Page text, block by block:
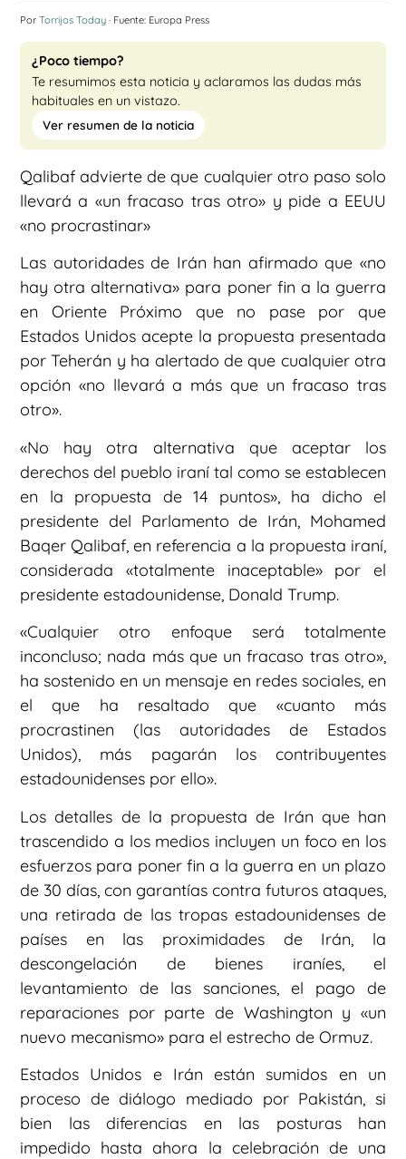
Por Torrijos Today · Fuente: Europa Press
¿Poco tiempo?
Te resumimos esta noticia y aclaramos las dudas más
habituales en un vistazo.
Ver resumen de la noticia
Qalibaf advierte de que cualquier otro paso solo
llevará a «un fracaso tras otro» y pide a EEUU
«no procrastinar»
Las autoridades de Irán han afirmado que «no
hay otra alternativa» para poner fin a la guerra
en Oriente Próximo que no pase por que
Estados Unidos acepte la propuesta presentada
por Teherán y ha alertado de que cualquier otra
opción «no llevará a más que un fracaso tras
otro».
«No hay otra alternativa que aceptar los
derechos del pueblo iraní tal como se establecen
en la propuesta de 14 puntos», ha dicho el
presidente del Parlamento de Irán, Mohamed
Baqer Qalibaf, en referencia a la propuesta iraní,
considerada «totalmente inaceptable» por el
presidente estadounidense, Donald Trump.
«Cualquier otro enfoque será totalmente
inconcluso; nada más que un fracaso tras otro»,
ha sostenido en un mensaje en redes sociales, en
el que ha resaltado que «cuanto más
procrastinen (las autoridades de Estados
Unidos), más pagarán los contribuyentes
estadounidenses por ello».
Los detalles de la propuesta de Irán que han
trascendido a los medios incluyen un foco en los
esfuerzos para poner fin a la guerra en un plazo
de 30 días, con garantías contra futuros ataques,
una retirada de las tropas estadounidenses de
países en las proximidades de Irán, la
descongelación de bienes iraníes, el
levantamiento de las sanciones, el pago de
reparaciones por parte de Washington y «un
nuevo mecanismo» para el estrecho de Ormuz.
Estados Unidos e Irán están sumidos en un
proceso de diálogo mediado por Pakistán, si
bien las diferencias en las posturas han
impedido hasta ahora la celebración de una